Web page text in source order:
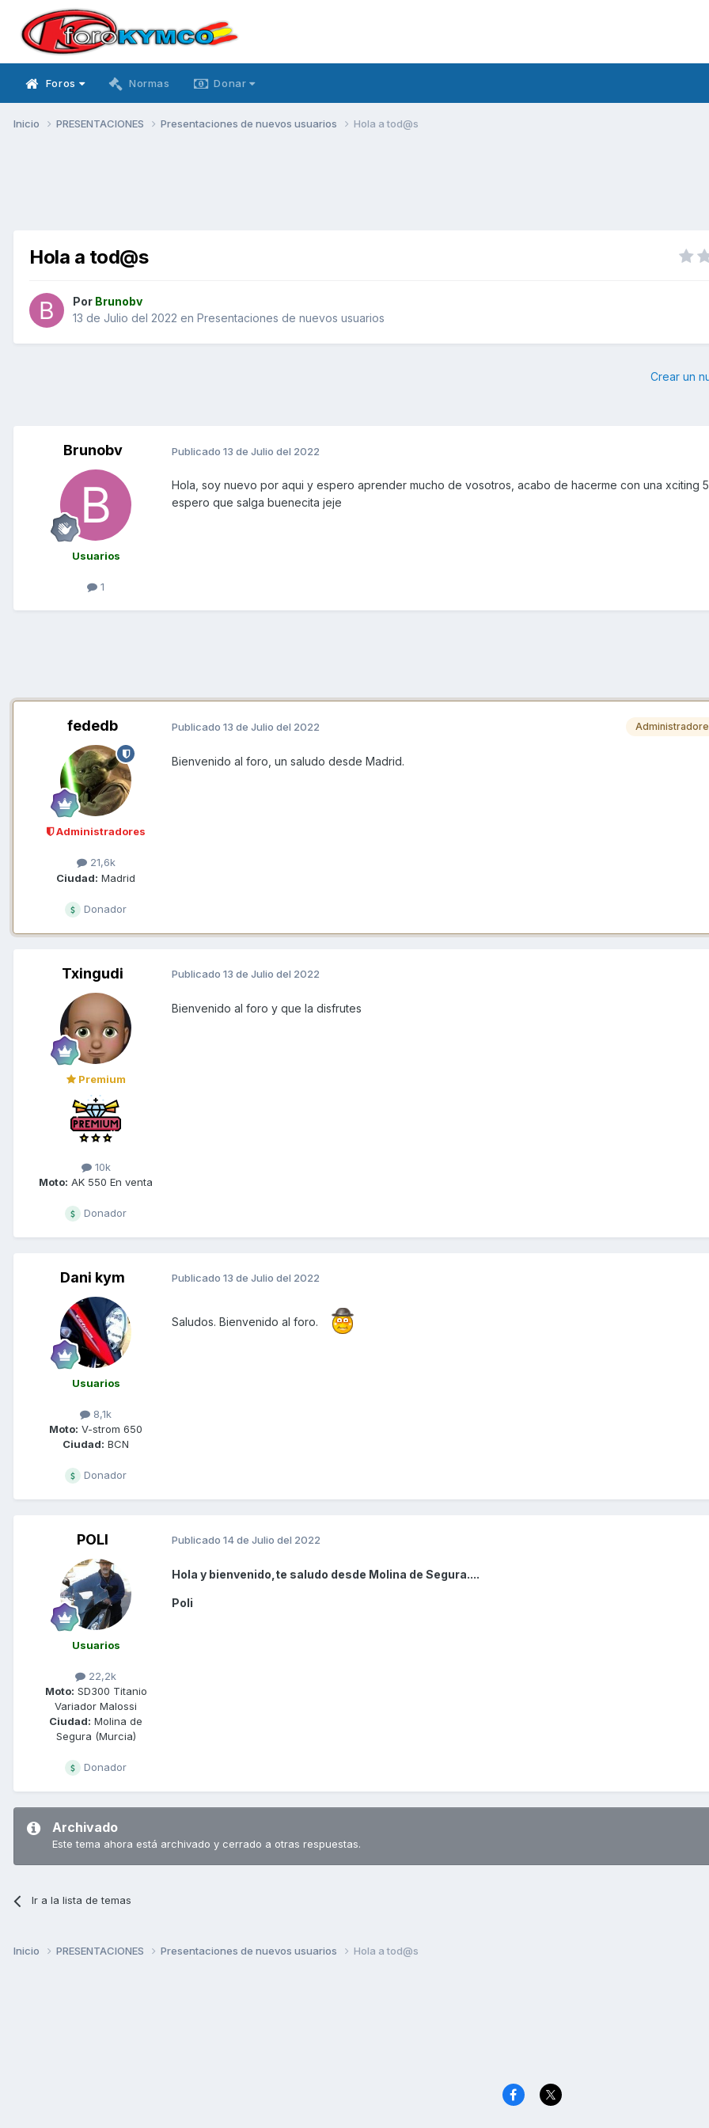
Foros Normas Donar
Inicio PRESENTACIONES Presentaciones de nuevos usuarios Hola a tod@s
Hola a tod@s
Por Brunobv
13 de Julio del 2022 en Presentaciones de nuevos usuarios
Crear un
Brunobv
Usuarios
1
Publicado 13 de Julio del 2022
Hola, soy nuevo por aqui y espero aprender mucho de vosotros, acabo de hacerme con una xciting
espero que salga buenecita jeje
fededb
Administradores
21,6k
Ciudad: Madrid
Donador
Publicado 13 de Julio del 2022
Bienvenido al foro, un saludo desde Madrid.
Txingudi
Premium
10k
Moto: AK 550 En venta
Donador
Publicado 13 de Julio del 2022
Bienvenido al foro y que la disfrutes
Dani kym
Usuarios
8,1k
Moto: V-strom 650
Ciudad: BCN
Donador
Publicado 13 de Julio del 2022
Saludos. Bienvenido al foro.
POLI
Usuarios
22,2k
Moto: SD300 Titanio
Variador Malossi
Ciudad: Molina de
Segura (Murcia)
Donador
Publicado 14 de Julio del 2022
Hola y bienvenido,te saludo desde Molina de Segura....
Poli
Archivado
Este tema ahora está archivado y cerrado a otras respuestas.
Ir a la lista de temas
Inicio PRESENTACIONES Presentaciones de nuevos usuarios Hola a tod@s